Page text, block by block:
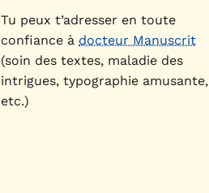
Tu peux t’adresser en toute
confiance à docteur Manuscrit
(soin des textes, maladie des
intrigues, typographie amusante,
etc.)